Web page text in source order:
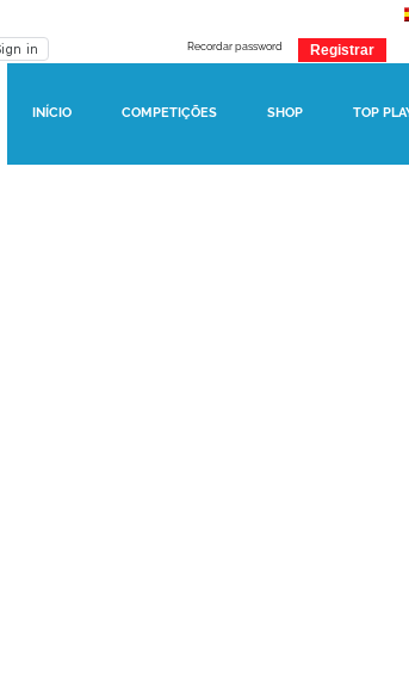
Recordar password
INÍCIO COMPETIÇÕES SHOP TOP